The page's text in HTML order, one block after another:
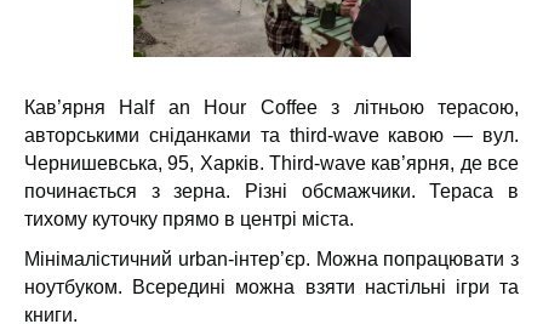
Кав’ярня Half an Hour Coffee з літньою терасою,
авторськими сніданками та third-wave кавою — вул.
Чернишевська, 95, Харків. Third-wave кав’ярня, де все
починається з зерна. Різні обсмажчики. Тераса в
тихому куточку прямо в центрі міста.
Мінімалістичний urban-інтер’єр. Можна попрацювати з
ноутбуком. Всередині можна взяти настільні ігри та
книги.